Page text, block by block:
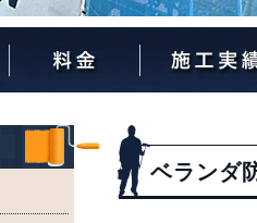
ベランダ